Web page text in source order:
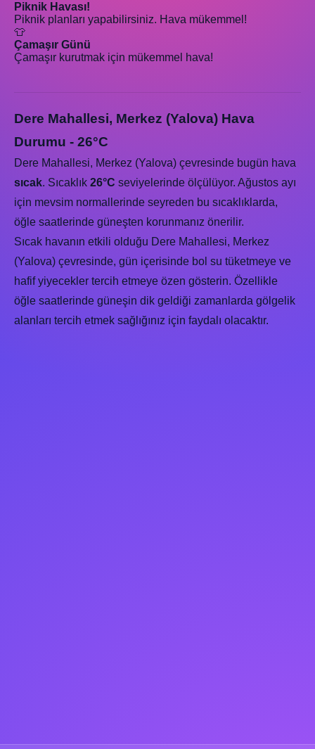
Piknik Havası!
Piknik planları yapabilirsiniz. Hava mükemmel!
👕
Çamaşır Günü
Çamaşır kurutmak için mükemmel hava!
Dere Mahallesi, Merkez (Yalova) Hava
Durumu - 26°C
Dere Mahallesi, Merkez (Yalova) çevresinde bugün hava
sıcak. Sıcaklık 26°C seviyelerinde ölçülüyor. Ağustos ayı
için mevsim normallerinde seyreden bu sıcaklıklarda,
öğle saatlerinde güneşten korunmanız önerilir.
Sıcak havanın etkili olduğu Dere Mahallesi, Merkez
(Yalova) çevresinde, gün içerisinde bol su tüketmeye ve
hafif yiyecekler tercih etmeye özen gösterin. Özellikle
öğle saatlerinde güneşin dik geldiği zamanlarda gölgelik
alanları tercih etmek sağlığınız için faydalı olacaktır.